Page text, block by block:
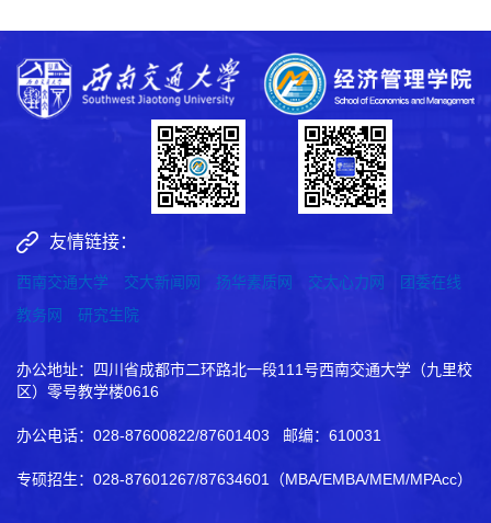
友情链接：
西南交通大学 交大新闻网 扬华素质网 交大心力网
团委在线
教务网
研究生院
办公地址：四川省成都市二环路北一段111号西南交通大学（九里校
区）零号教学楼0616
办公电话：028-87600822/87601403 邮编：610031
专硕招生：028-87601267/87634601（MBA/EMBA/MEM/MPAcc）